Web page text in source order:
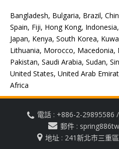
Bangladesh, Bulgaria, Brazil,
Spain, Fiji, Hong Kong,
Japan, Kenya, South Korea,
Lithuania, Morocco, Macedonia,
Pakistan, Saudi Arabia, Sudan,
United States, United Arab
Africa
電話 : +886-2-29895586
郵件 :
地址 : 241新北市三重